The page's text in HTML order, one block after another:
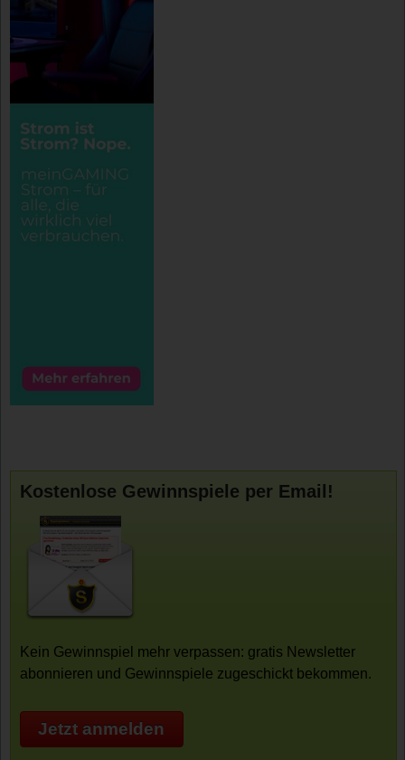
Kostenlose Gewinnspiele per Email!
Kein Gewinnspiel mehr verpassen: gratis Newsletter
abonnieren und Gewinnspiele zugeschickt bekommen.
Jetzt anmelden